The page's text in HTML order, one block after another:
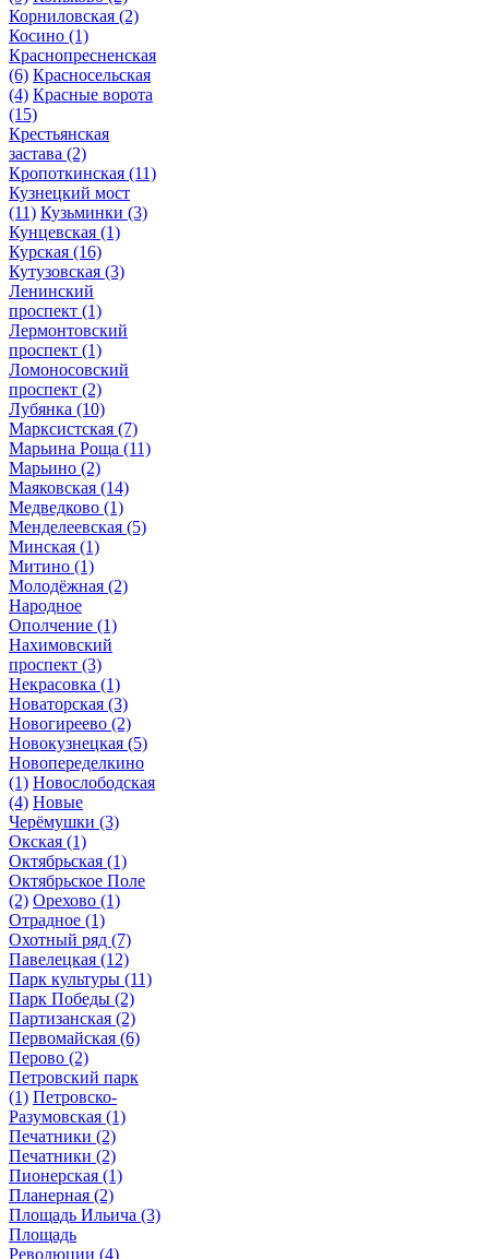
Корниловская (2)
Косино (1)
Краснопресненская
(6) Красносельская
(4) Красные ворота
(15)
Крестьянская
застава (2)
Кропоткинская (11)
Кузнецкий мост
(11) Кузьминки (3)
Кунцевская (1)
Курская (16)
Кутузовская (3)
Ленинский
проспект (1)
Лермонтовский
проспект (1)
Ломоносовский
проспект (2)
Лубянка (10)
Марксистская (7)
Марьина Роща (11)
Марьино (2)
Маяковская (14)
Медведково (1)
Менделеевская (5)
Минская (1)
Митино (1)
Молодёжная (2)
Народное
Ополчение (1)
Нахимовский
проспект (3)
Некрасовка (1)
Новаторская (3)
Новогиреево (2)
Новокузнецкая (5)
Новопеределкино
(1) Новослободская
(4) Новые
Черёмушки (3)
Окская (1)
Октябрьская (1)
Октябрьское Поле
(2) Орехово (1)
Отрадное (1)
Охотный ряд (7)
Павелецкая (12)
Парк культуры (11)
Парк Победы (2)
Партизанская (2)
Первомайская (6)
Перово (2)
Петровский парк
(1) Петровско-
Разумовская (1)
Печатники (2)
Печатники (2)
Пионерская (1)
Планерная (2)
Площадь Ильича (3)
Площадь
Революции (4)